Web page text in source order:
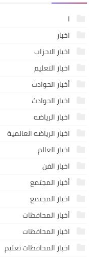
ا
اخبار
اخبار الاحزاب
اخبار التعليم
أخبار الحوادث
اخبار الحوادث
اخبار الرياضه
اخبار الرياضه العالمية
اخبار العالم
اخبار الفن
أخبار المجتمع
اخبار المجتمع
أخبار المحافظات
اخبار المحافظات
اخبار المحافظات تعليم